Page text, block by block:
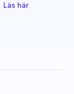
Läs här